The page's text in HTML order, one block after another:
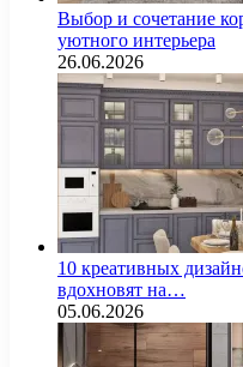
Выбор и сочетание
уютного интерьера
26.06.2026
10 креативных
вдохновят на…
05.06.2026